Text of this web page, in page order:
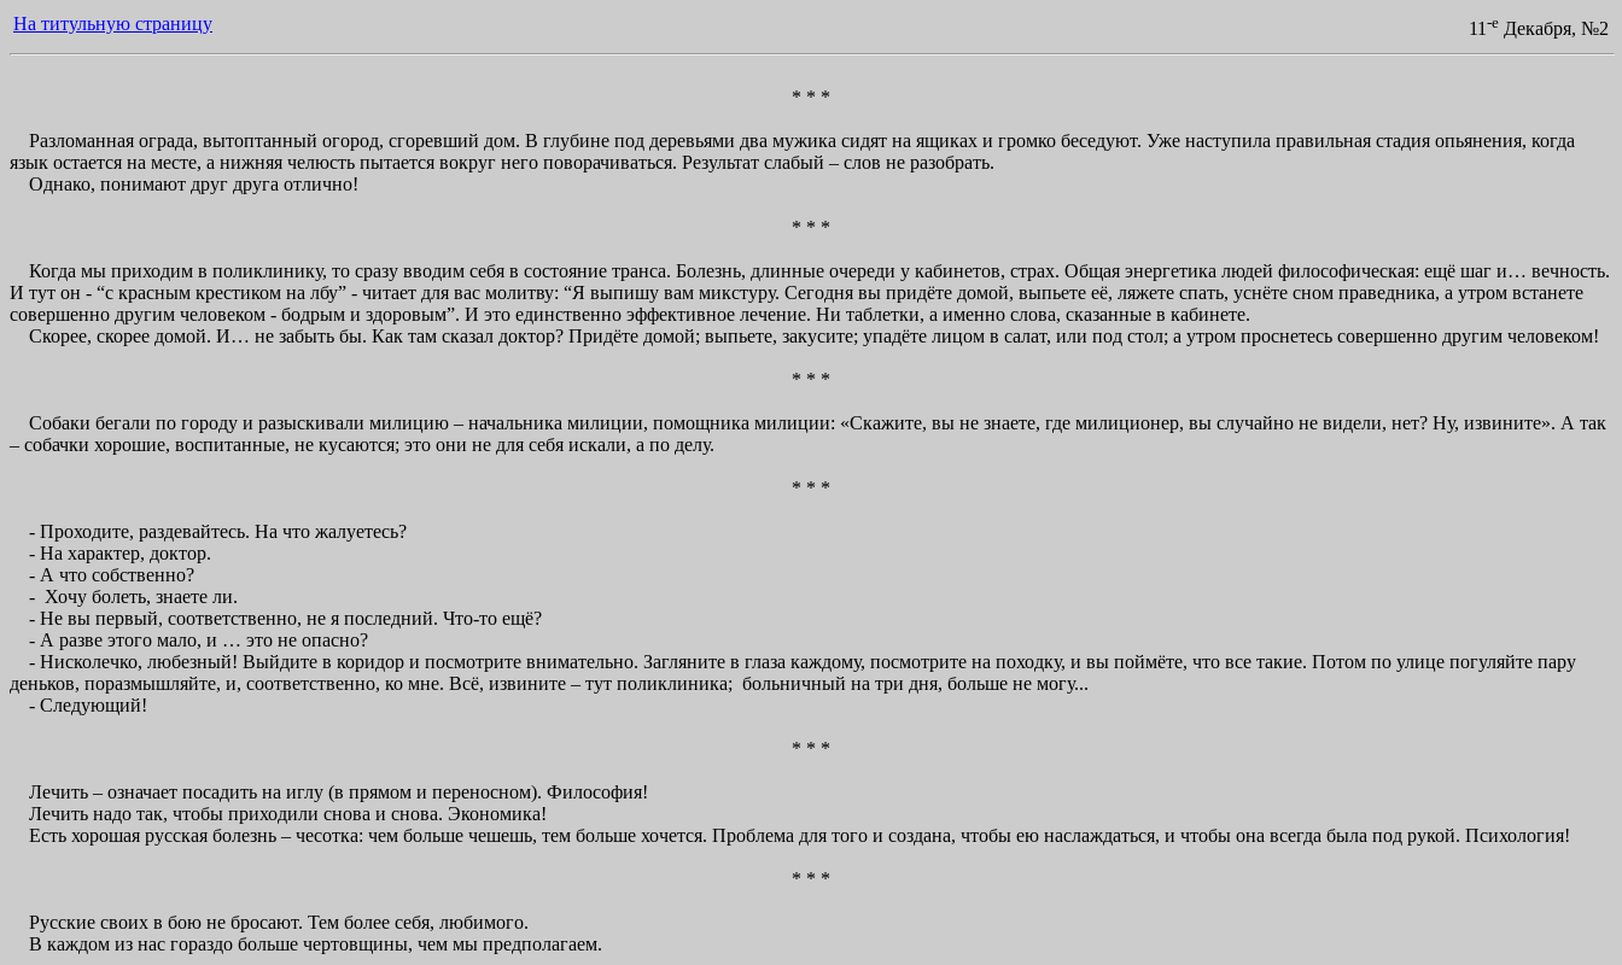
На титульную страницу 11 -е Декабря, №2
* * *
Разломанная ограда, вытоптанный огород, сгоревший дом. В глубине под деревьями два мужика сидят на ящиках и громко беседуют. Уже наступила правильная стадия опьянения, когда
язык остается на месте, а нижняя челюсть пытается вокруг него поворачиваться. Результат слабый – слов не разобрать.
Однако, понимают друг друга отлично!
* * *
Когда мы приходим в поликлинику, то сразу вводим себя в состояние транса. Болезнь, длинные очереди у кабинетов, страх. Общая энергетика людей философическая: ещё шаг и… вечность.
И тут он - “с красным крестиком на лбу” - читает для вас молитву: “Я выпишу вам микстуру. Сегодня вы придёте домой, выпьете её, ляжете спать, уснёте сном праведника, а утром встанете
совершенно другим человеком - бодрым и здоровым”. И это единственно эффективное лечение. Ни таблетки, а именно слова, сказанные в кабинете.
Скорее, скорее домой. И… не забыть бы. Как там сказал доктор? Придёте домой; выпьете, закусите; упадёте лицом в салат, или под стол; а утром проснетесь совершенно другим человеком!
* * *
Собаки бегали по городу и разыскивали милицию – начальника милиции, помощника милиции: «Скажите, вы не знаете, где милиционер, вы случайно не видели, нет? Ну, извините». А так
– собачки хорошие, воспитанные, не кусаются; это они не для себя искали, а по делу.
* * *
- Проходите, раздевайтесь. На что жалуетесь?
- На характер, доктор.
- А что собственно?
- Хочу болеть, знаете ли.
- Не вы первый, соответственно, не я последний. Что-то ещё?
- А разве этого мало, и … это не опасно?
- Нисколечко, любезный! Выйдите в коридор и посмотрите внимательно. Загляните в глаза каждому, посмотрите на походку, и вы поймёте, что все такие. Потом по улице погуляйте пару
деньков, поразмышляйте, и, соответственно, ко мне. Всё, извините – тут поликлиника; больничный на три дня, больше не могу...
- Следующий!
* * *
Лечить – означает посадить на иглу (в прямом и переносном). Философия!
Лечить надо так, чтобы приходили снова и снова. Экономика!
Есть хорошая русская болезнь – чесотка: чем больше чешешь, тем больше хочется. Проблема для того и создана, чтобы ею наслаждаться, и чтобы она всегда была под рукой. Психология!
* * *
Русские своих в бою не бросают. Тем более себя, любимого.
В каждом из нас гораздо больше чертовщины, чем мы предполагаем.